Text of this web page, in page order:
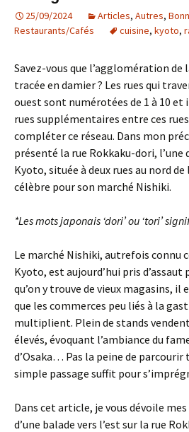
25/09/2024 Articles, Autres,
Restaurants/Cafés
cuisine, kyoto,
Savez-vous que l’agglomération
tracée en damier ? Les rues qui
ouest sont numérotées de 1 à 10 et
rues supplémentaires entre ces
compléter ce réseau. Dans mon
présenté la rue Rokkaku-dori, l’une
Kyoto, située à deux rues au nord
célèbre pour son marché Nishiki.
*Les mots japonais ‘dori’ ou ‘tori’
Le marché Nishiki, autrefois connu
Kyoto, est aujourd’hui pris
qu’on y trouve de vieux magasins,
que les commerces peu liés à la
multiplient. Plein de stands
élevés, évoquant l’ambiance du
d’Osaka… Pas la peine de parcourir
simple passage suffit pour
Dans cet article, je vous dévoile
d’une balade vers l’est sur la rue